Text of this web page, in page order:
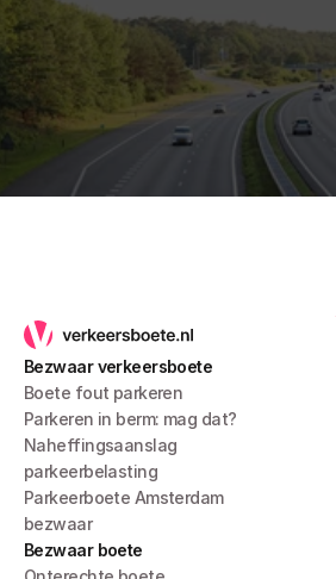
Bezwaar verkeersboete
Boete fout parkeren
Parkeren in berm: mag dat?
Naheffingsaanslag
parkeerbelasting
Parkeerboete Amsterdam
bezwaar
Bezwaar boete